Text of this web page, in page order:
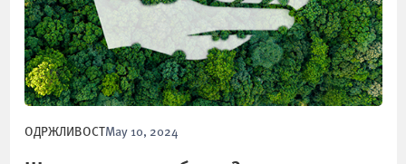
ОДРЖЛИВОСТMay 10, 2024